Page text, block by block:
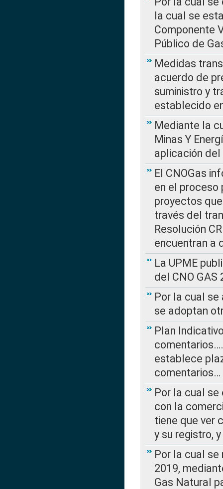
la cual se
Componente
Público de
Medidas
acuerdo de
suministro y
establecido
Mediante la
Minas Y
aplicación
El CNOGas
en el proceso
proyectos
través del
Resolución
encuentran a
La UPME
del CNO
Por la cual
se adoptan
Plan
establece
comentarios…
Por la cual
con la
tiene que ver
y su registro,
Por la cual
2019,
Gas Natural